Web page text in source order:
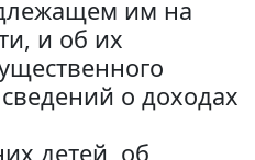
им на
и об их
о доходах
детей, об